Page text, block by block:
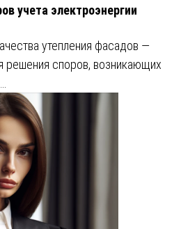
учета электроэнергии
утепления фасадов —
решения споров, возникающих